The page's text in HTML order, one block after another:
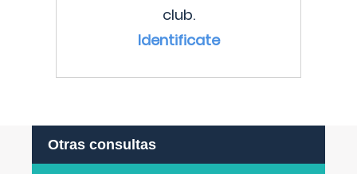
club.
Identificate
Otras consultas